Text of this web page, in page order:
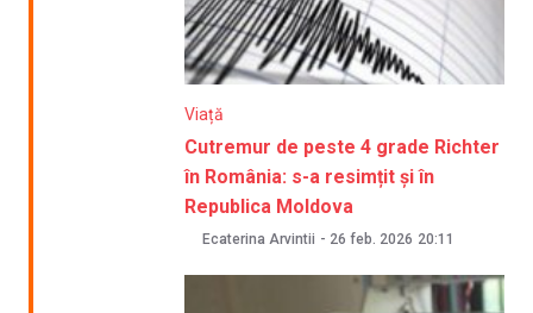
Viață
Cutremur de peste 4 grade Richter
în România: s-a resimțit și în
Republica Moldova
Ecaterina Arvintii - 26 feb. 2026 20:11